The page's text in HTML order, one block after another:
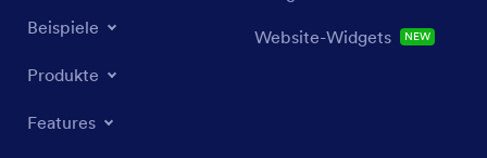
Beispiele
Produkte
Features
Website-Widgets NEW